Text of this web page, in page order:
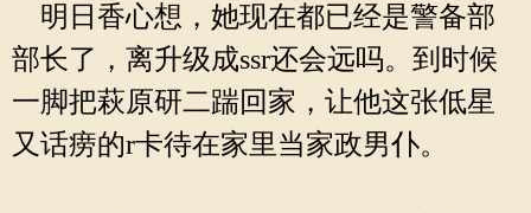
明日香心想，她现在都已经是警备部
部长了，离升级成ssr还会远吗。到时候
一脚把萩原研二踹回家，让他这张低星
又话痨的r卡待在家里当家政男仆。